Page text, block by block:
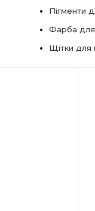
Пігменти
Фарба для
Щітки для